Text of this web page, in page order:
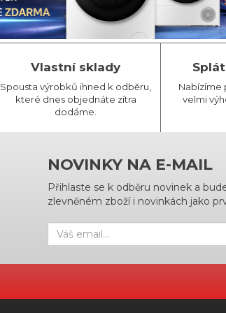
Vlastní sklady
Spousta výrobků ihned k odběru,
které dnes objednáte zítra
dodáme.
Nabízíme
velmi
NOVINKY NA E-MAIL
Přihlaste se k odběru novinek a
zlevněném zboží i novinkách jako